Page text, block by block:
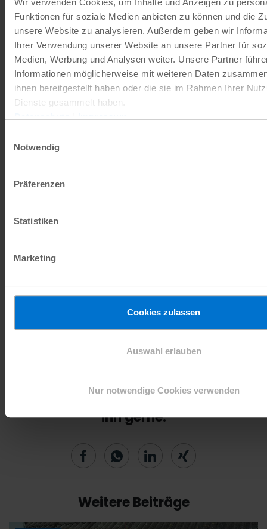
Wir verwenden Cookies, um Inhalte und Anzeigen zu
Funktionen für soziale Medien anbieten zu können und die
unsere Website zu analysieren. Außerdem geben wir
Ihrer Verwendung unserer Website an unsere Partner für
Medien, Werbung und Analysen weiter. Unsere Partner
Informationen möglicherweise mit weiteren Daten
ihnen bereitgestellt haben oder die sie im Rahmen Ihrer
Dienste gesammelt haben.
Notwendig
Präferenzen
Statistiken
Marketing
Cookies zulassen
Auswahl erlauben
Nur notwendige Cookies verwenden
verankert werden. Politische und militärische
Unterstützung für Konfliktparteien sollte klar an
die Einhaltung des Schutzes von Kindern
geknüpft sein.
Rechte verletzt, dessen Entwicklung
wird. Der Schutz von Kindern, allen voran
deshalb zu einer zentralen Priorität der
werden. Politische Entscheidungsträger:innen
stehenden politischen, diplomatischen,
finanziellen und rechtlichen Instrumente
Sie mögen diesen Artikel? Teilen Sie
ihn gerne.
Weitere Beiträge